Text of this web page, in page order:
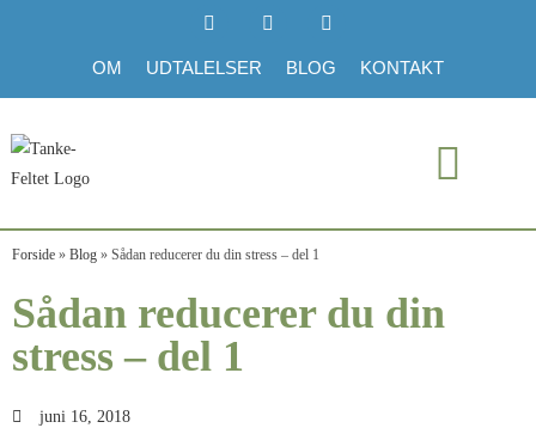
OM UDTALELSER BLOG KONTAKT
Forside » Blog » Sådan reducerer du din stress – del 1
Sådan reducerer du din
stress – del 1
juni 16, 2018